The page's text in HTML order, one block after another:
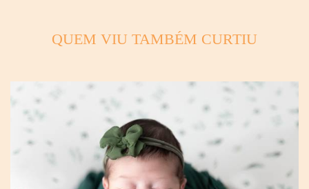
QUEM VIU TAMBÉM CURTIU